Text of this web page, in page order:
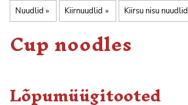
Nuudlid ‪» Kiirnuudlid ‪» Kiirsu nisu nuudlid
Cup noodles
Lõpumüügitooted